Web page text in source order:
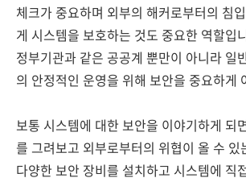
체크가 중요하며 외부의 해커로부터의 침
게 시스템을 보호하는 것도 중요한 역할입
정부기관과 같은 공공계 뿐만이 아니라 일
의 안정적인 운영을 위해 보안을 중요하게
보통 시스템에 대한 보안을 이야기하게 되
를 그려보고 외부로부터의 위협이 올 수 있
다양한 보안 장비를 설치하고 시스템에 직